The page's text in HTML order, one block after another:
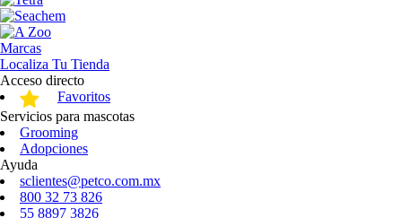
Marcas
Localiza Tu Tienda
Acceso directo
Favoritos
Servicios para mascotas
Grooming
Adopciones
Ayuda
sclientes@petco.com.mx
800 32 73 826
55 8897 3826